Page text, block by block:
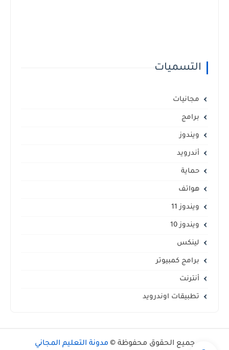
التسميات
مجانيات
برامج
ويندوز
أندرويد
حماية
هواتف
ويندوز 11
ويندوز 10
لينكس
برامج كمبيوتر
أنترنت
تطبيقات اوندرويد
جميع الحقوق محفوظة © مدونة التعليم المجاني